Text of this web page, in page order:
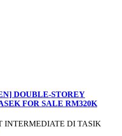
DOUBLE-STOREY
FOR SALE RM320K
INTERMEDIATE DI TASIK